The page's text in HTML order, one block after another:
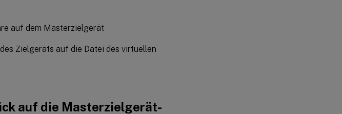
auf dem Masterzielgerät
Zielgeräts auf die Datei des virtuellen
auf die Masterzielgerät-